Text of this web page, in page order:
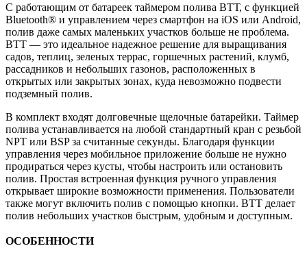
С работающим от батареек таймером полива ВТТ, с функцией
Bluetooth® и управлением через смартфон на iOS или Android,
полив даже самых маленьких участков больше не проблема.
BTT — это идеальное надежное решение для выращивания
садов, теплиц, зеленых террас, горшечных растений, клумб,
рассадников и небольших газонов, расположенных в
открытых или закрытых зонах, куда невозможно подвести
подземный полив.
В комплект входят долговечные щелочные батарейки. Таймер
полива устанавливается на любой стандартный кран с резьбой
NPT или BSP за считанные секунды. Благодаря функции
управления через мобильное приложение больше не нужно
продираться через кусты, чтобы настроить или остановить
полив. Простая встроенная функция ручного управления
открывает широкие возможности применения. Пользователи
также могут включить полив с помощью кнопки. BTT делает
полив небольших участков быстрым, удобным и доступным.
ОСОБЕННОСТИ